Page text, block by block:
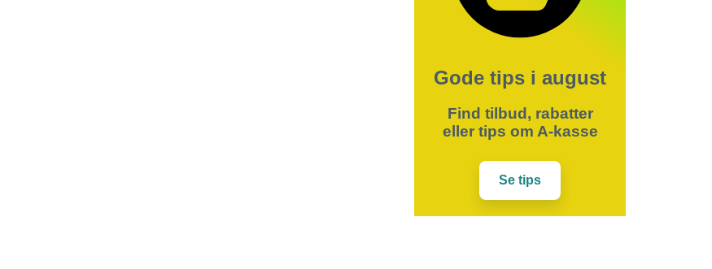
Gode tips i august
Find tilbud, rabatter
eller tips om A-kasse
Se tips